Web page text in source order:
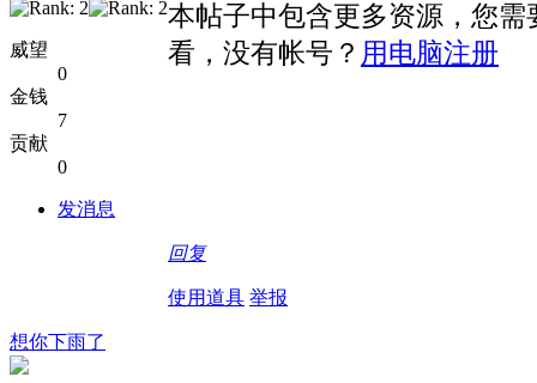
威望
0
金钱
7
贡献
0
发消息
本帖子中包含更多资源，您
看，没有帐号？ 用电脑注册
回复
使用道具 举报
想你下雨了